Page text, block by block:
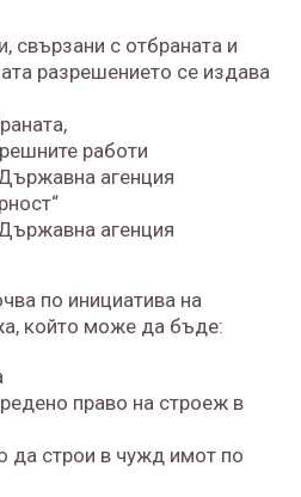
свързани с отбраната и
разрешението се издава
работи
агенция
агенция
по инициатива на
който може да бъде:
право на строеж в
да строи в чужд имот по